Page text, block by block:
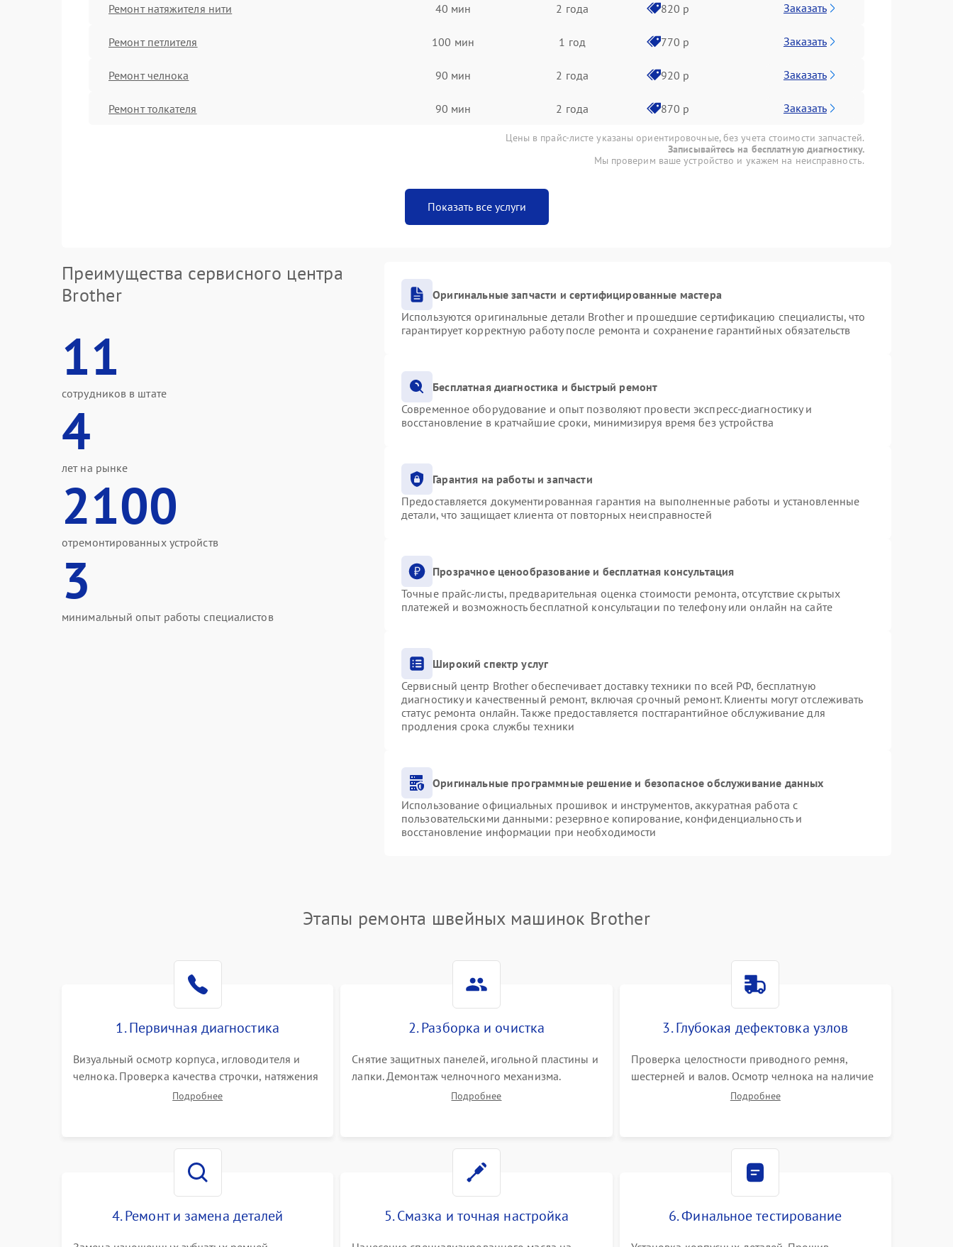
Ремонт натяжителя нити 40 мин 2 года 820 р Заказать
Ремонт петлителя 100 мин 1 год 770 р Заказать
Ремонт челнока 90 мин 2 года 920 р Заказать
Ремонт толкателя 90 мин 2 года 870 р Заказать
Цены в прайс-листе указаны ориентировочные, без учета стоимости запчастей.
Записывайтесь на бесплатную диагностику.
Мы проверим ваше устройство и укажем на неисправность.
Показать все услуги
Преимущества сервисного центра
Brother
11
сотрудников в штате
4
лет на рынке
2100
отремонтированных устройств
3
минимальный опыт работы специалистов
Оригинальные запчасти и сертифицированные мастера
Используются оригинальные детали Brother и прошедшие сертификацию специалисты, что
гарантирует корректную работу после ремонта и сохранение гарантийных обязательств
Бесплатная диагностика и быстрый ремонт
Современное оборудование и опыт позволяют провести экспресс-диагностику и
восстановление в кратчайшие сроки, минимизируя время без устройства
Гарантия на работы и запчасти
Предоставляется документированная гарантия на выполненные работы и установленные
детали, что защищает клиента от повторных неисправностей
Прозрачное ценообразование и бесплатная консультация
Точные прайс-листы, предварительная оценка стоимости ремонта, отсутствие скрытых
платежей и возможность бесплатной консультации по телефону или онлайн на сайте
Широкий спектр услуг
Сервисный центр Brother обеспечивает доставку техники по всей РФ, бесплатную
диагностику и качественный ремонт, включая срочный ремонт. Клиенты могут отслеживать
статус ремонта онлайн. Также предоставляется постгарантийное обслуживание для
продления срока службы техники
Оригинальные программные решение и безопасное обслуживание данных
Использование официальных прошивок и инструментов, аккуратная работа с
пользовательскими данными: резервное копирование, конфиденциальность и
восстановление информации при необходимости
Этапы ремонта швейных машинок Brother
1. Первичная диагностика
Визуальный осмотр корпуса, игловодителя и
челнока. Проверка качества строчки, натяжения
нитей и работы педали. Выявление посторонних
Подробнее
2. Разборка и очистка
Снятие защитных панелей, игольной пластины и
лапки. Демонтаж челночного механизма.
Тщательная очистка внутренних узлов от
Подробнее
3. Глубокая дефектовка узлов
Проверка целостности приводного ремня,
шестерней и валов. Осмотр челнока на наличие
заусенцев и царапин. Диагностика
Подробнее
4. Ремонт и замена деталей 5. Смазка и точная настройка 6. Финальное тестирование